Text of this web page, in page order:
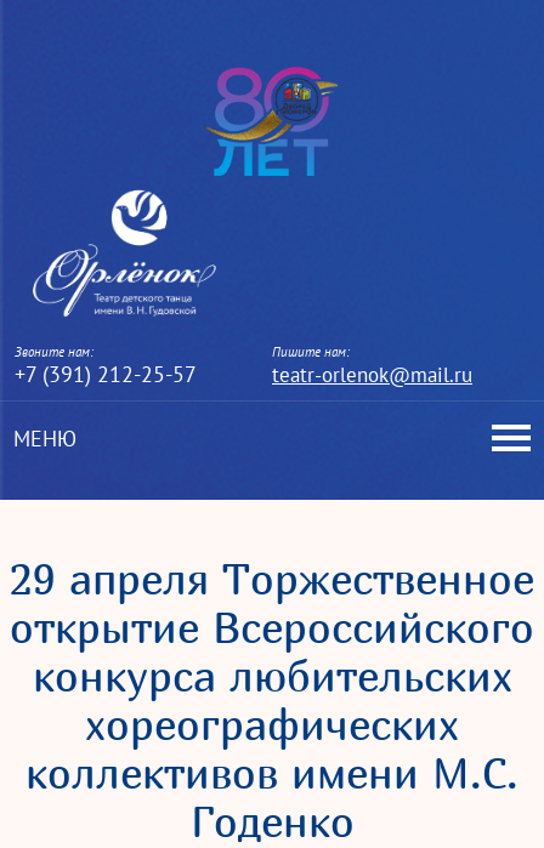
Звоните нам:
+7 (391) 212-25-57
Пишите нам:
teatr-orlenok@mail.ru
МЕНЮ
29 апреля Торжественное
открытие Всероссийского
конкурса любительских
хореографических
коллективов имени М.С.
Годенко